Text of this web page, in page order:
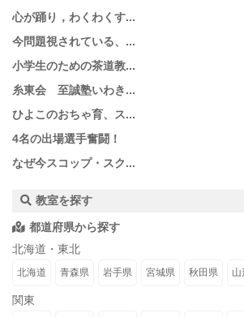
心が踊り，わくわくす...
今問題視されている、...
小学生のための茶道教...
糸東会 至誠塾いわき...
ひよこのおちゃ育、ス...
4名の出場選手奮闘！
なぜ今スコップ・スク...
教室を探す
都道府県から探す
北海道・東北
北海道 青森県 岩手県 宮城県 秋田県 山
関東